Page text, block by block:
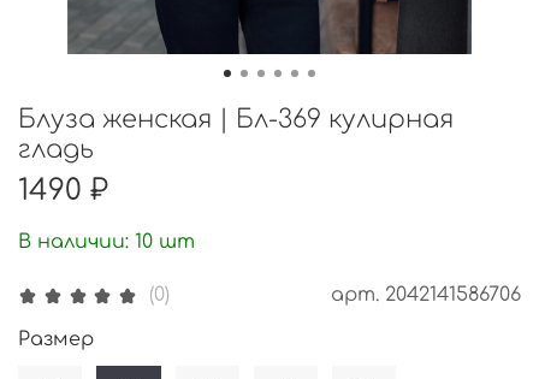
(0) арт. 2042141586706
Блуза женская | Бл-369 кулирная
гладь
1490 ₽
В наличии: 10 шт
Размер